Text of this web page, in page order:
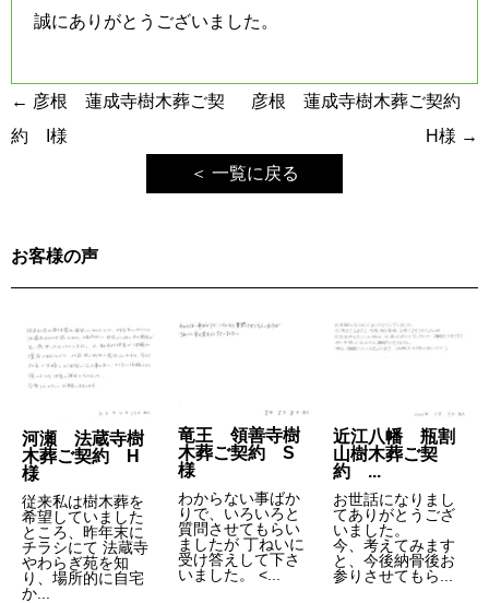
誠にありがとうございました。
投
稿
← 彦根 蓮成寺樹木葬ご契
約 I様
彦根 蓮成寺樹木葬ご契約
H様 →
＜ 一覧に戻る
お客様の声
河瀬 法蔵寺樹
木葬ご契約 H
様
従来私は樹木葬を
希望していました
ところ、昨年末に
チラシにて 法蔵寺
やわらぎ苑を知
り、場所的に自宅
か...
竜王 領善寺樹
木葬ご契約 S
様
わからない事ばか
りで、いろいろと
質問させてもらい
ましたが 丁ねいに
受け答えして下さ
いました。 <...
近江八幡 瓶割
山樹木葬ご契
約 ...
お世話になりまし
てありがとうござ
いました。
今、考えてみます
と、今後納骨後お
参りさせてもら...